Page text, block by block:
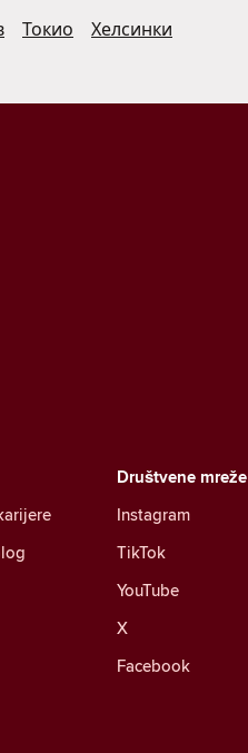
Токио Хелсинки
Društvene mreže
Instagram
TikTok
YouTube
X
Facebook